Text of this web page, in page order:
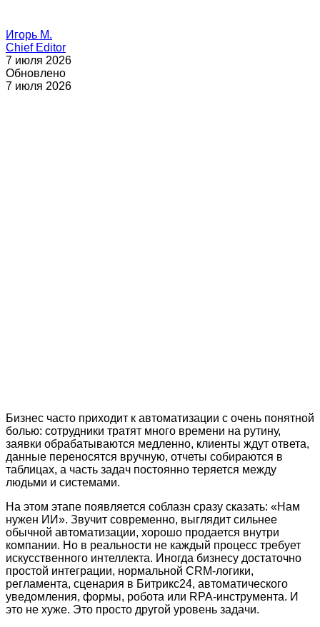
Игорь М.
Chief Editor
7 июля 2026
Обновлено
7 июля 2026
Бизнес часто приходит к автоматизации с очень понятной
болью: сотрудники тратят много времени на рутину,
заявки обрабатываются медленно, клиенты ждут ответа,
данные переносятся вручную, отчеты собираются в
таблицах, а часть задач постоянно теряется между
людьми и системами.
На этом этапе появляется соблазн сразу сказать: «Нам
нужен ИИ». Звучит современно, выглядит сильнее
обычной автоматизации, хорошо продается внутри
компании. Но в реальности не каждый процесс требует
искусственного интеллекта. Иногда бизнесу достаточно
простой интеграции, нормальной CRM-логики,
регламента, сценария в Битрикс24, автоматического
уведомления, формы, робота или RPA-инструмента. И
это не хуже. Это просто другой уровень задачи.